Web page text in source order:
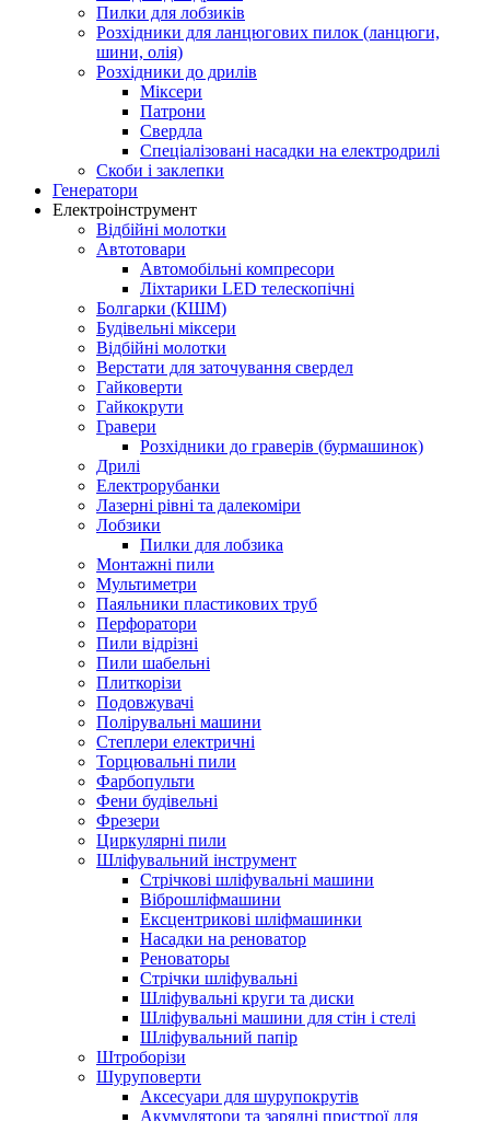
Пилки для лобзиків
Розхідники для ланцюгових пилок (ланцюги,
шини, олія)
Розхідники до дрилів
Міксери
Патрони
Свердла
Спеціалізовані насадки на електродрилі
Скоби і заклепки
Генератори
Електроінструмент
Bідбійні молотки
Автотовари
Автомобільні компресори
Ліхтарики LED телескопічні
Болгарки (КШМ)
Будівельні міксери
Відбійні молотки
Верстати для заточування свердел
Гайковерти
Гайкокрути
Гравери
Розхідники до граверів (бурмашинок)
Дрилі
Електрорубанки
Лазерні рівні та далекоміри
Лобзики
Пилки для лобзика
Монтажні пили
Мультиметри
Паяльники пластикових труб
Перфоратори
Пили відрізні
Пили шабельні
Плиткорізи
Подовжувачі
Полірувальні машини
Степлери електричні
Торцювальні пили
Фарбопульти
Фени будівельні
Фрезери
Циркулярні пили
Шліфувальний інструмент
Cтрічкові шліфувальні машини
Віброшліфмашини
Ексцентрикові шліфмашинки
Насадки на реноватор
Реноваторы
Стрічки шліфувальні
Шліфувальні круги та диски
Шліфувальні машини для стін і стелі
Шліфувальний папір
Штроборізи
Шуруповерти
Аксесуари для шурупокрутів
Акумулятори та зарядні пристрої для